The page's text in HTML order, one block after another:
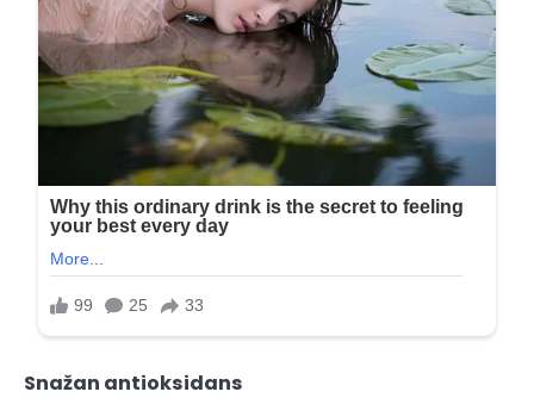
Snažan antioksidans